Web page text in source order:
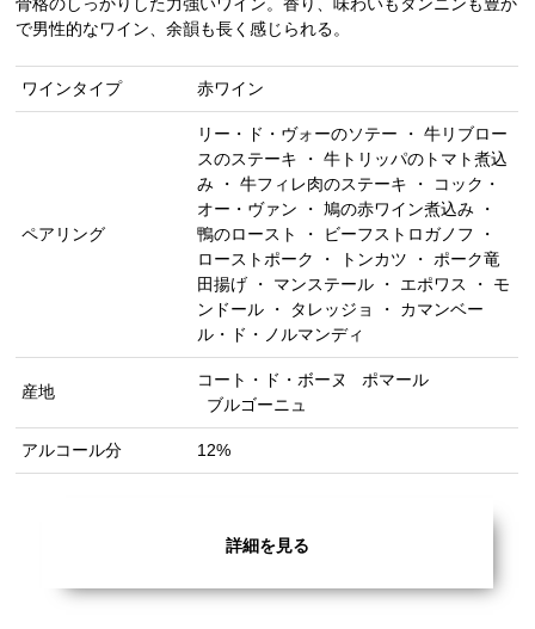
骨格のしっかりした力強いワイン。香り、味わいもタンニンも豊か
で男性的なワイン、余韻も長く感じられる。
ワインタイプ 赤ワイン
ペアリング
リー・ド・ヴォーのソテー ・ 牛リブロー
スのステーキ ・ 牛トリッパのトマト煮込
み ・ 牛フィレ肉のステーキ ・ コック・
オー・ヴァン ・ 鳩の赤ワイン煮込み ・
鴨のロースト ・ ビーフストロガノフ ・
ローストポーク ・ トンカツ ・ ポーク竜
田揚げ ・ マンステール ・ エポワス ・ モ
ンドール ・ タレッジョ ・ カマンベー
ル・ド・ノルマンディ
産地
コート・ド・ボーヌ
ポマール
ブルゴーニュ
アルコール分 12%
詳細を見る